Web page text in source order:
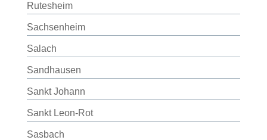
Rutesheim
Sachsenheim
Salach
Sandhausen
Sankt Johann
Sankt Leon-Rot
Sasbach